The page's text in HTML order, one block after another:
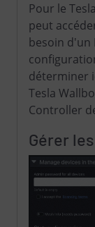
Pour le
peut
besoin d'un
déterminer
Tesla
Controller
Gérer